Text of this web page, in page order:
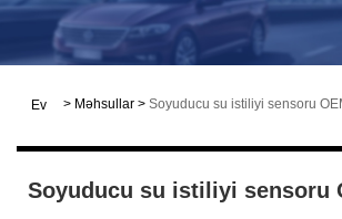
Ev > Məhsullar > Soyuducu su istiliyi sensoru
Soyuducu su istiliyi sensoru